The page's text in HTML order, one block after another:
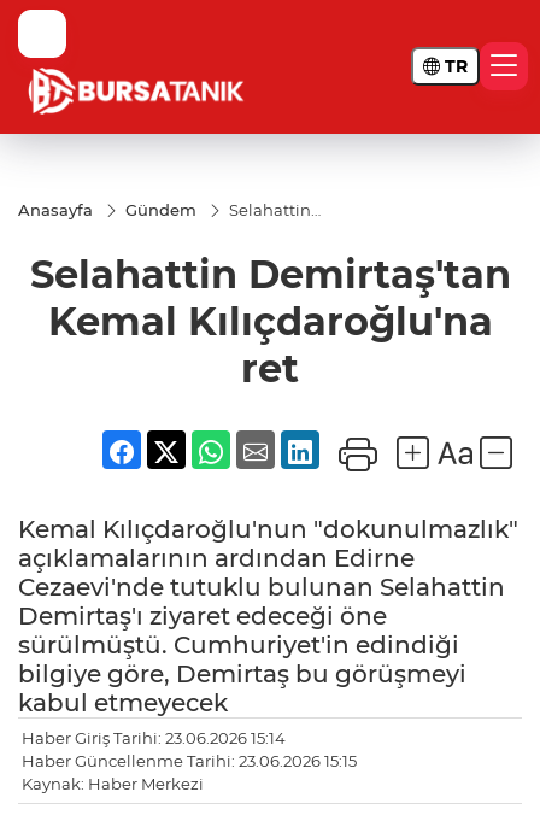
TR
Anasayfa Gündem
Selahattin
Kılıçdaroğlu'na
ret
Selahattin Demirtaş'tan
Kemal Kılıçdaroğlu'na
ret
Kemal Kılıçdaroğlu'nun "dokunulmazlık"
açıklamalarının ardından Edirne
Cezaevi'nde tutuklu bulunan Selahattin
Demirtaş'ı ziyaret edeceği öne
sürülmüştü. Cumhuriyet'in edindiği
bilgiye göre, Demirtaş bu görüşmeyi
kabul etmeyecek
Haber Giriş Tarihi: 23.06.2026 15:14
Haber Güncellenme Tarihi: 23.06.2026 15:15
Kaynak: Haber Merkezi